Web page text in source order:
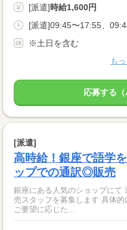
[派遣]時給1,600円
[派遣]09:45〜17:55、
※土日を含む
も
応募する（
[派遣]
高時給！銀座で語学
ップでの通訳◎販売
銀座にある人気のショップにて
売スタッフを募集します 具体
ご要望に応じた...